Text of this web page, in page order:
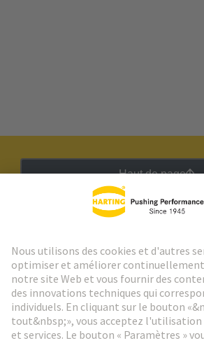
Haut de page
Aller à l'inscription